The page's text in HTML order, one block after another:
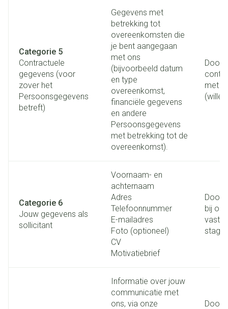
Categorie 5
Contractuele
gegevens (voor
zover het
Persoonsgegevens
betreft)
Gegevens met
betrekking tot
overeenkomsten die
je bent aangegaan
met ons
(bijvoorbeeld datum
en type
overeenkomst,
financiële gegevens
en andere
Persoonsgegevens
met betrekking tot de
overeenkomst).
Door
met
Categorie 6
Jouw gegevens als
sollicitant
Voornaam- en
achternaam
Adres
Telefoonnummer
E-mailadres
Foto (optioneel)
CV
Motivatiebrief
Door
bij
vaste
stage.
Informatie over jouw
communicatie met
ons, via onze
Door